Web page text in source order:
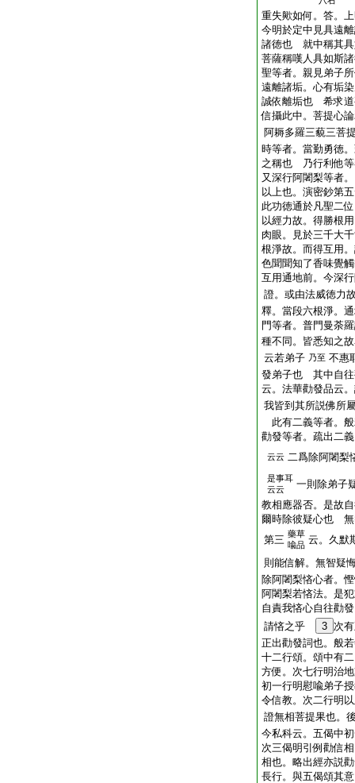
重失歟如何。答。
今明於定中見具遠
諸徳也 就中稱其具
菩薩稱嘆人具如斯
聖等者。親見弟子
遠離諸垢。心有垢
誠依離垢也 希求道
信攝此中。菩提心
阿耨多羅三藐三菩
時等者。當勤勇徳
之稱也 乃行利他等
又深行阿闍梨等者
以上也。演密鈔第
此功徳通於凡聖二
以經力故。得勝根
肉眼。見於三千大
根淨故。而得互用
色聞聞知了香味覺
互用通地前。今深
證。或由法威徳力
釋。當段六根淨。
門等者。普門曼荼
種不同。皆悉知之
云若弟子 乃至 不惠
發弟子也 其中自往
云。法華勸發品云
我皆到其所説佛所
此有二義等者。
勸發等者。疏出二
云云 二爲除阿闍梨
是事耳
云云
一則除弟子
教相應器否。是故
爾時除彼疑心也 無
第三 藥草
喩品 云。久默
則能信解。無智疑
除阿闍梨悋心者。
阿闍梨若悋法。是
自責我悋心自往勸
請悋之乎
3 次
正出勸發詞也。般
十二行頌。頌中有
方便。次七行明治
初一行明慰喩弟子
令信教。次二行明
證無相菩提果也。
今私科云。五偈中
次三偈明引例勸信
相也。略出經亦説
長行。與五偈頌其